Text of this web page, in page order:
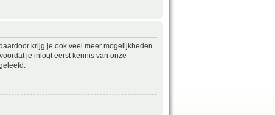
krijg je ook veel meer mogelijkheden
je inlogt eerst kennis van onze